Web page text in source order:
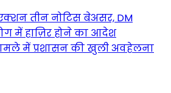
तीन नोटिस बेअसर, DM
में हाज़िर होने का आदेश
में प्रशासन की खुली अवहेलना